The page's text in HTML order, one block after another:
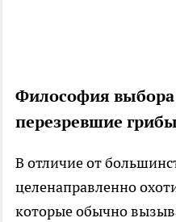
Философия
перезревшие
В отличие от
целенаправленно
которые обычно